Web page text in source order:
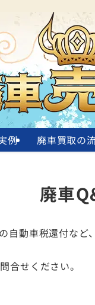
例 廃車買取の
廃車
動車税還付な
合せください。